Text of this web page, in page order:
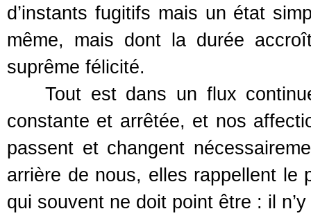
d’instants fugitifs mais un état
même, mais dont la durée
suprême félicité.
Tout est dans un flux
constante et arrêtée, et nos
passent et changent
arrière de nous, elles rappellent le
qui souvent ne doit point être : il